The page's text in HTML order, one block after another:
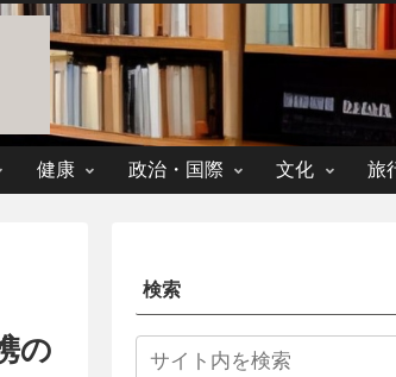
健康 政治・国際 文化 旅
の
検索